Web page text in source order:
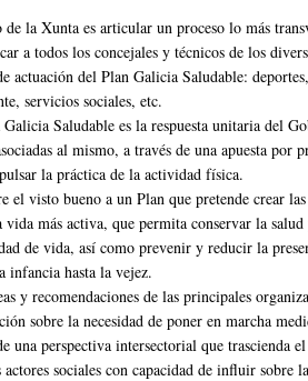
la Xunta es articular un proceso lo más
a todos los concejales y técnicos de los
actuación del Plan Galicia Saludable:
servicios sociales, etc.
Saludable es la respuesta unitaria del
al mismo, a través de una apuesta por
la práctica de la actividad física.
visto bueno a un Plan que pretende crear
más activa, que permita conservar la
de vida, así como prevenir y reducir la
infancia hasta la vejez.
y recomendaciones de las principales
sobre la necesidad de poner en marcha
perspectiva intersectorial que trascienda
sociales con capacidad de influir sobre